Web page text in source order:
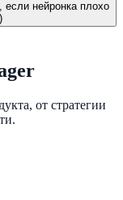
если нейронка плохо
от стратегии